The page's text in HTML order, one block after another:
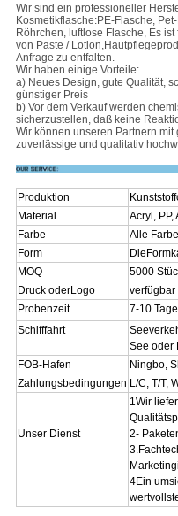
Wir sind ein professioneller
Kosmetikflasche:PE-Flasche,
Röhrchen, luftlose Flasche, Es
von Paste /
Anfrage zu entfalten.
Wir haben einige Vorteile:
a) Neues Design, gute Qualität,
günstiger Preis
b) Vor dem Verkauf werden
sicherzustellen, daß keine
Wir können unseren Partnern
zuverlässige und qualitativ
Produktion
Material
Acryl, PP,
Farbe
Alle
Form
DieForm
MOQ
5000
Druck oderLogo
verfügbar
Probenzeit
7-10 Tage
Schifffahrt
See oder
FOB-Hafen
Ningbo,
Zahlungsbedingungen L/C, T/T,
Unser Dienst
1Wir
2-
4Ein